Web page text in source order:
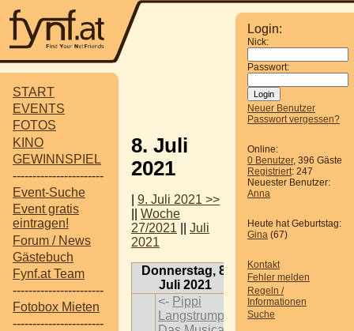
START
EVENTS
FOTOS
KINO
GEWINNSPIEL
-----------------------
Event-Suche
Event gratis
eintragen!
Forum / News
Gästebuch
Fynf.at Team
-----------------------
Fotobox Mieten
-----------------------
Login:
Nick:
Passwort:
Neuer Benutzer
Passwort vergessen?
Online:
0 Benutzer, 396 Gäste
Registriert: 247
Neuester Benutzer:
Anna
Heute hat Geburtstag:
Gina (67)
Kontakt
Fehler melden
Regeln /
Informationen
Suche
8. Juli
2021
9. Juli 2021 >>
Woche
27/2021
Juli
2021
Donnerstag, 8.
Juli 2021
<- Pippi
Langstrumpf -